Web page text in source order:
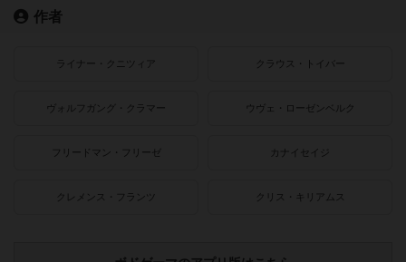
作者
ライナー・クニツィア クラウス・トイバー
ヴォルフガング・クラマー ウヴェ・ローゼンベルク
フリードマン・フリーゼ カナイセイジ
クレメンス・フランツ クリス・キリアムス